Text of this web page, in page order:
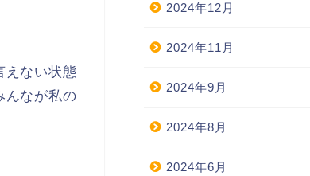
えない状態
んなが私の
2024年12月
2024年11月
2024年9月
2024年8月
2024年6月